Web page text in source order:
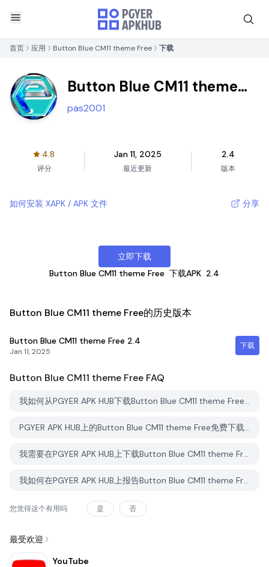
首页 应用 Button Blue CM11 theme Free 下载
Button Blue CM11 theme
Free
pas2001
4.8
评分
Jan 11, 2025
最近更新
2.4
版本
如何安装 XAPK / APK 文件 分享
立即下载
Button Blue CM11 theme Free 下载APK 2.4
Button Blue CM11 theme Free的历史版本
Button Blue CM11 theme Free 2.4
Jan 11, 2025
下载
Button Blue CM11 theme Free FAQ
我如何从PGYER APK HUB下载Button Blue CM11 theme Free？
PGYER APK HUB上的Button Blue CM11 theme Free免费下载吗？
我需要在PGYER APK HUB上下载Button Blue CM11 theme Free时需要账户吗？
我如何在PGYER APK HUB上报告Button Blue CM11 theme Free的问题？
您觉得这个有用吗 是 否
最受欢迎
YouTube